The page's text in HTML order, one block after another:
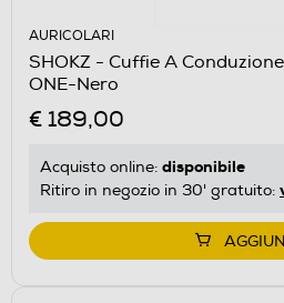
AURICOLARI
SHOKZ - Cuffie A
ONE-Nero
€ 189,00
Acquisto online: disponibile
Ritiro in negozio in 30' gratuito: